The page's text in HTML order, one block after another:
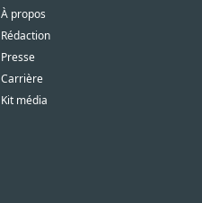
À propos
Rédaction
Presse
Carrière
Kit média